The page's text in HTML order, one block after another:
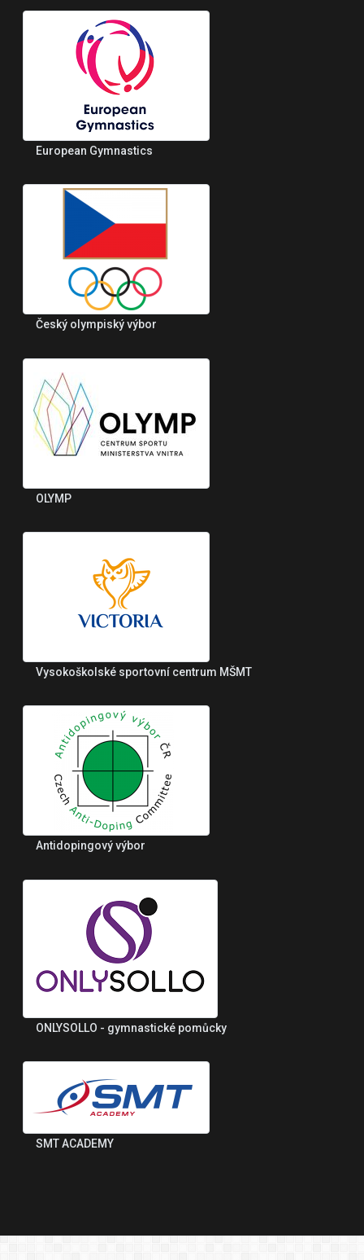
European Gymnastics
Český olympiský výbor
OLYMP
Vysokoškolské sportovní centrum MŠMT
Antidopingový výbor
ONLYSOLLO - gymnastické pomůcky
SMT ACADEMY